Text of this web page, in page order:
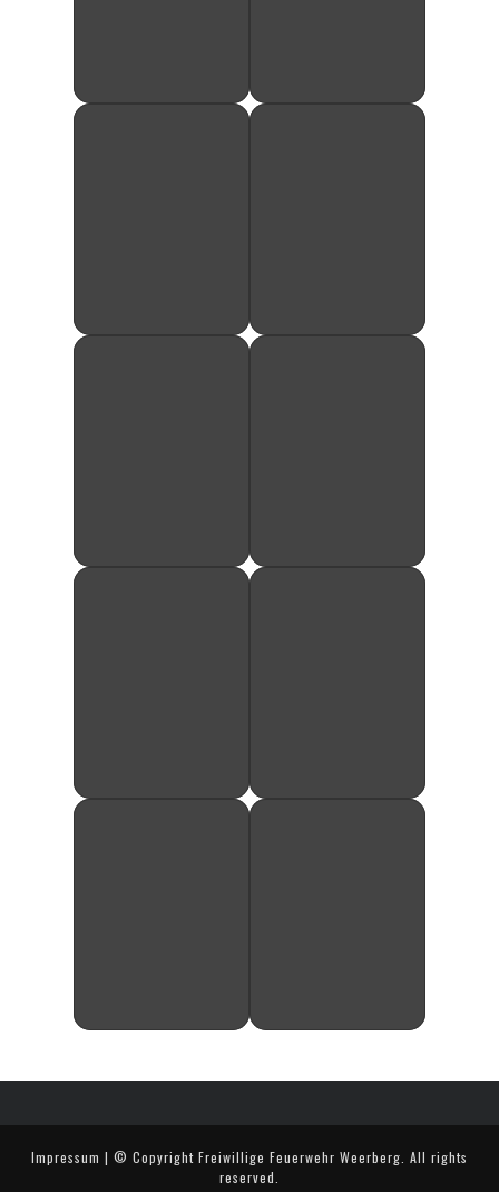
Impressum | © Copyright Freiwillige Feuerwehr Weerberg . All rights
reserved.